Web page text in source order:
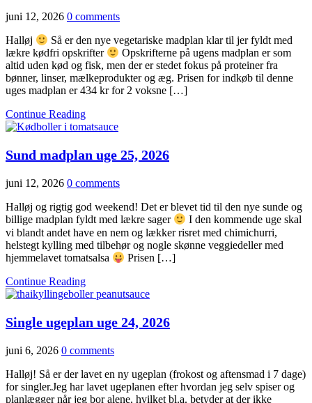
juni 12, 2026 0 comments
Halløj
Så er den nye vegetariske madplan klar til jer fyldt med
lækre kødfri opskrifter
Opskrifterne på ugens madplan er som
altid uden kød og fisk, men der er stedet fokus på proteiner fra
bønner, linser, mælkeprodukter og æg. Prisen for indkøb til denne
uges madplan er 434 kr for 2 voksne […]
Continue Reading
Sund madplan uge 25, 2026
juni 12, 2026 0 comments
Halløj og rigtig god weekend! Det er blevet tid til den nye sunde og
billige madplan fyldt med lækre sager
I den kommende uge skal
vi blandt andet have en nem og lækker risret med chimichurri,
helstegt kylling med tilbehør og nogle skønne veggiedeller med
hjemmelavet tomatsalsa
Prisen […]
Continue Reading
Single ugeplan uge 24, 2026
juni 6, 2026 0 comments
Halløj! Så er der lavet en ny ugeplan (frokost og aftensmad i 7 dage)
for singler.Jeg har lavet ugeplanen efter hvordan jeg selv spiser og
planlægger når jeg bor alene, hvilket bl.a. betyder at der ikke